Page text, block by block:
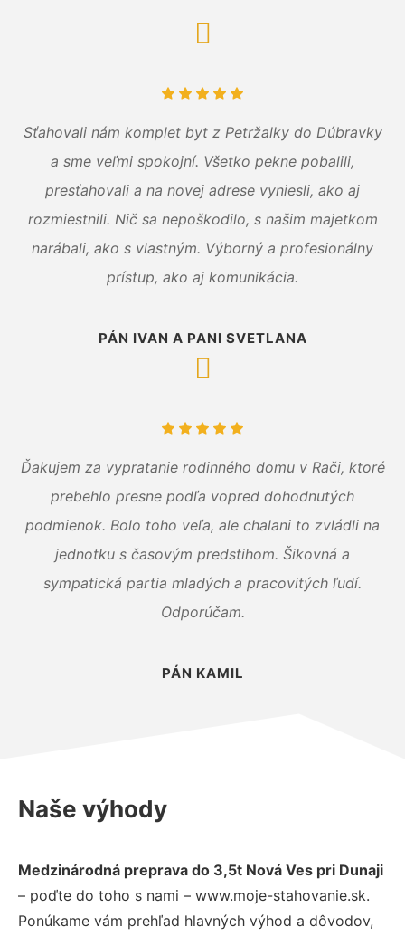
Sťahovali nám komplet byt z Petržalky do Dúbravky
a sme veľmi spokojní. Všetko pekne pobalili,
presťahovali a na novej adrese vyniesli, ako aj
rozmiestnili. Nič sa nepoškodilo, s našim majetkom
narábali, ako s vlastným. Výborný a profesionálny
prístup, ako aj komunikácia.
PÁN IVAN A PANI SVETLANA
Ďakujem za vypratanie rodinného domu v Rači, ktoré
prebehlo presne podľa vopred dohodnutých
podmienok. Bolo toho veľa, ale chalani to zvládli na
jednotku s časovým predstihom. Šikovná a
sympatická partia mladých a pracovitých ľudí.
Odporúčam.
PÁN KAMIL
Naše výhody
Medzinárodná preprava do 3,5t Nová Ves pri Dunaji
– poďte do toho s nami – www.moje-stahovanie.sk.
Ponúkame vám prehľad hlavných výhod a dôvodov,